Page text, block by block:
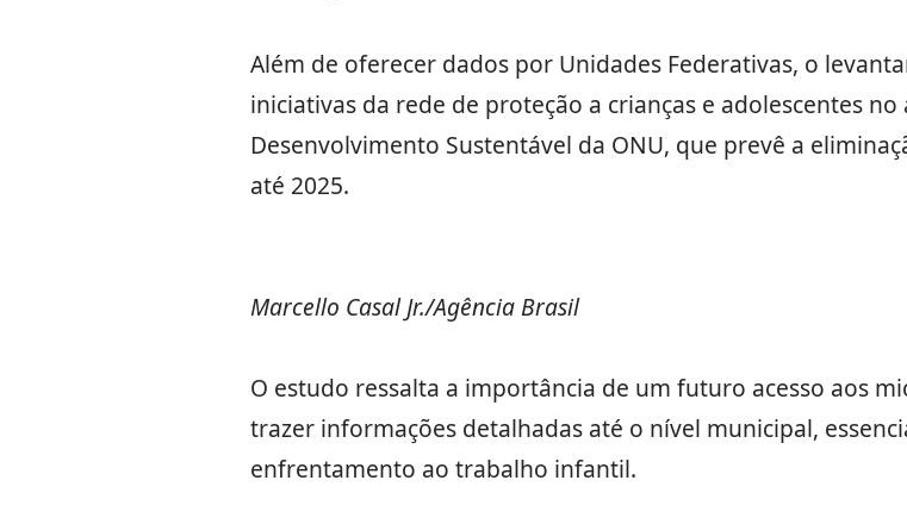
Além de oferecer dados por Unidades Federativas, o
iniciativas da rede de proteção a crianças e adolescentes
Desenvolvimento Sustentável da ONU, que prevê a
até 2025.
Marcello Casal Jr./Agência Brasil
O estudo ressalta a importância de um futuro acesso aos
trazer informações detalhadas até o nível municipal,
enfrentamento ao trabalho infantil.